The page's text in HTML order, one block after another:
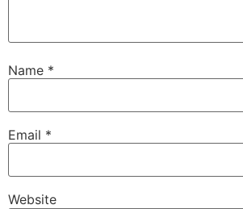
Name *
Email *
Website